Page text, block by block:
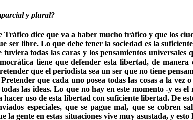
y plural?
dice que va a haber mucho tráfico y que los
ser libre. Lo que debe tener la sociedad es la
todas las caras y los pensamientos
tiene que defender esta libertad, de
que el periodista sea un ser que no tiene
que cada uno posea todas las cosas a la vez
las ideas. Lo que no hay en este momento -y es
uso de esta libertad con suficiente libertad. De
especiales, que se pague mal, que se cobren
gente en estas situaciones vive muy asustada, y